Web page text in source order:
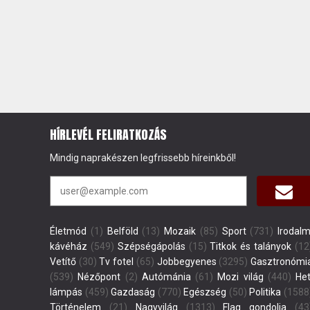
HÍRLEVÉL FELIRATKOZÁS
Mindig naprakészen legfrissebb híreinkből!
Életmód (1) Belföld (13) Mozaik (85) Sport(731)
kávéház (549) Szépségápolás (15) Titkok és talányok
Vetítő (30) Tv fotel (65) Jobbegyenes (3295)
(539) Nézőpont (2) Autómánia (61) Mozi világ (440)
lámpás (459) Gazdaság (770) Egészség (50) Politika
Történelem (21) Nagyvilág (1313) Flag gondolja